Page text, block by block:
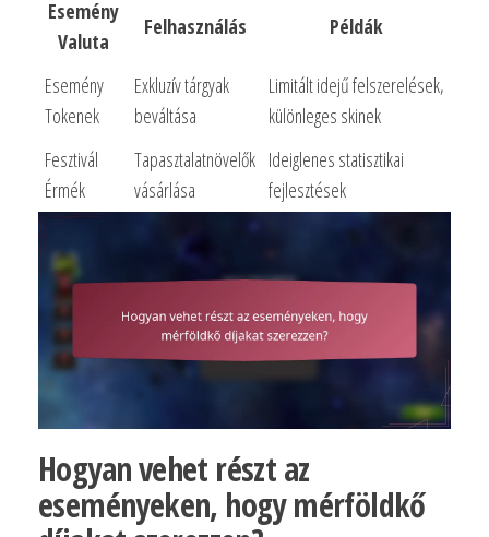
Esemény
Valuta
Felhasználás Példák
Esemény
Tokenek
Exkluzív tárgyak
beváltása
Limitált idejű felszerelések,
különleges skinek
Fesztivál
Érmék
Tapasztalatnövelők
vásárlása
Ideiglenes statisztikai
fejlesztések
Hogyan vehet részt az
eseményeken, hogy mérföldkő